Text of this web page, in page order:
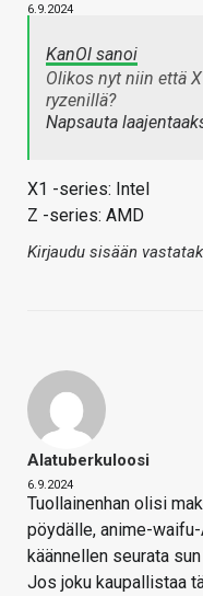
6.9.2024
KanOl sanoi
Olikos nyt niin että
ryzenillä?
Napsauta
X1 -series: Intel
Z -series: AMD
Kirjaudu sisään
Alatuberkuloosi
6.9.2024
Tuollainenhan olisi
pöydälle, anime-
käännellen seurata
Jos joku kaupallistaa